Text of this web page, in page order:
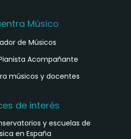
Músico
de Músicos
Acompañante
músicos y docentes
de interés
y escuelas de
en España